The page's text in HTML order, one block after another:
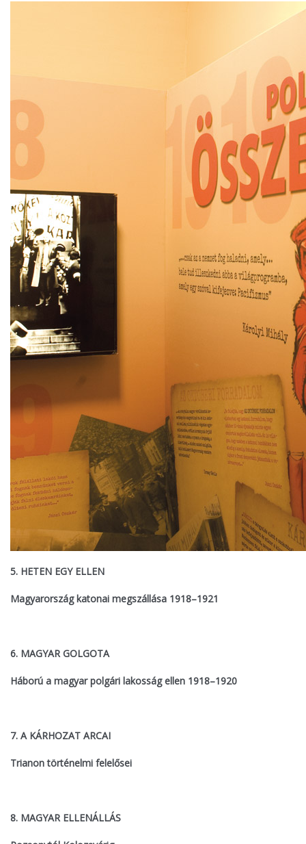
5. HETEN EGY ELLEN
Magyarország katonai megszállása 1918–1921
6. MAGYAR GOLGOTA
Háború a magyar polgári lakosság ellen 1918–1920
7. A KÁRHOZAT ARCAI
Trianon történelmi felelősei
8. MAGYAR ELLENÁLLÁS